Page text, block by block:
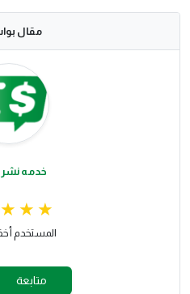
مقال
خدمه نشر
المستخدم
متابعة